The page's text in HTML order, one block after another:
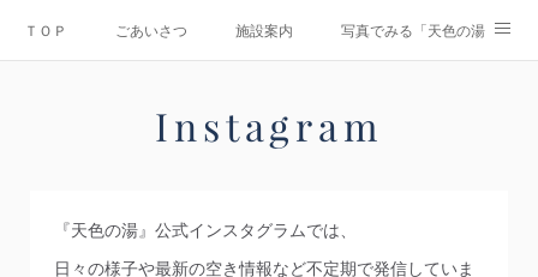
ＴＯＰ ごあいさつ 施設案内 写真でみる「天色の湯」
Instagram
『天色の湯』公式インスタグラムでは、
日々の様子や最新の空き情報など不定期で発信していま